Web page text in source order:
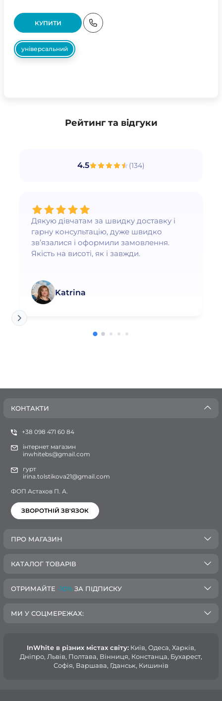
КУПИТИ
універсальний
Рейтинг та відгуки
4.5 (134)
Дякую дівчатам за швидку доставку і
гарну консультацію, дуже швидко
зв’язалися і оформили замовлення.
Якість на висоті, як і завжди.
Katrina
КОНТАКТИ
+38 098 471 60 84
інтернет магазин
inwhitebs@gmail.com
гурт
irina.tolstikova21@gmail.com
ФОП Астахов П. А.
ЗВОРОТНІЙ ЗВ'ЯЗОК
ПРО МАГАЗИН
КАТАЛОГ ТОВАРІВ
ОТРИМАЙТЕ -10% ЗА ПІДПИСКУ
МИ У СОЦМЕРЕЖАХ:
InWhite в різних містах світу:Київ, Одеса, Харків,
Дніпро, Львів, Полтава, Вінниця, Констанца, Бухарест,
Софія, Варшава, Гданськ, Кишинів